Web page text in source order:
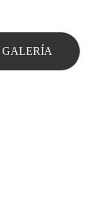
GALERÍA